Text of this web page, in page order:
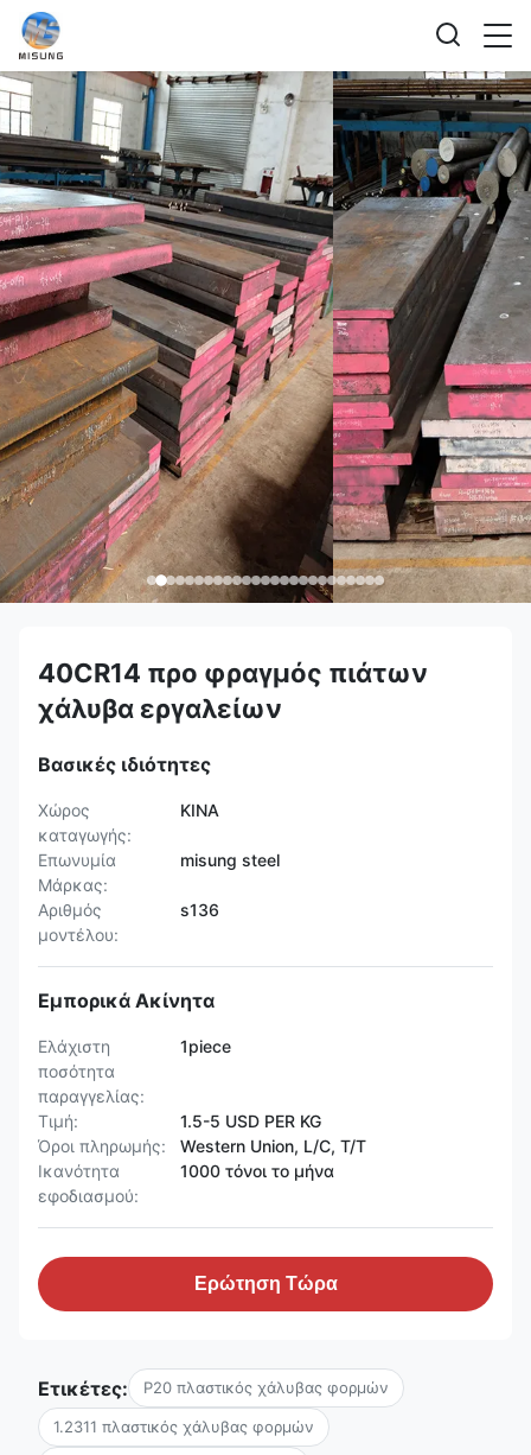
40CR14 προ φραγμός πιάτων
χάλυβα εργαλείων
Βασικές ιδιότητες
Χώρος
καταγωγής:
ΚΙΝΑ
Επωνυμία
Μάρκας:
misung steel
Αριθμός
μοντέλου:
s136
Εμπορικά Ακίνητα
Ελάχιστη
ποσότητα
παραγγελίας:
1piece
Τιμή:
1.5-5 USD PER KG
Όροι πληρωμής:
Western Union, L/C, T/T
Ικανότητα
εφοδιασμού:
1000 τόνοι το μήνα
Ερώτηση Τώρα
Ετικέτες: P20 πλαστικός χάλυβας φορμών
1.2311 πλαστικός χάλυβας φορμών